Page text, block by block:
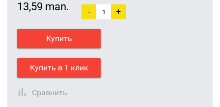
13,59 man. - +
Купить
Купить в 1 клик
Сравнить